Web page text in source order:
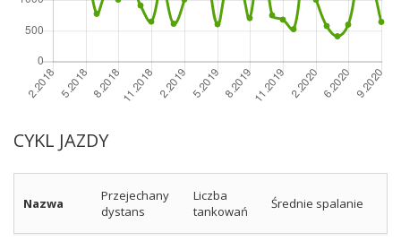
CYKL JAZDY
Nazwa
Przejechany
dystans
Liczba
tankowań
Średnie spalanie